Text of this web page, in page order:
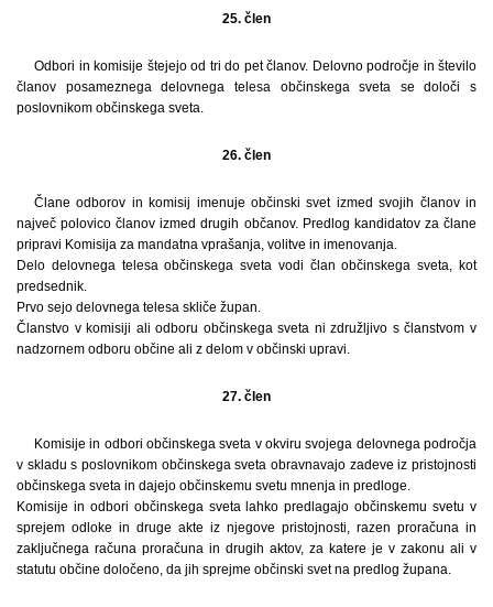
25. člen
Odbori in komisije štejejo od tri do pet članov. Delovno področje in število
članov posameznega delovnega telesa občinskega sveta se določi s
poslovnikom občinskega sveta.
26. člen
Člane odborov in komisij imenuje občinski svet izmed svojih članov in
največ polovico članov izmed drugih občanov. Predlog kandidatov za člane
pripravi Komisija za mandatna vprašanja, volitve in imenovanja.
Delo delovnega telesa občinskega sveta vodi član občinskega sveta, kot
predsednik.
Prvo sejo delovnega telesa skliče župan.
Članstvo v komisiji ali odboru občinskega sveta ni združljivo s članstvom v
nadzornem odboru občine ali z delom v občinski upravi.
27. člen
Komisije in odbori občinskega sveta v okviru svojega delovnega področja
v skladu s poslovnikom občinskega sveta obravnavajo zadeve iz pristojnosti
občinskega sveta in dajejo občinskemu svetu mnenja in predloge.
Komisije in odbori občinskega sveta lahko predlagajo občinskemu svetu v
sprejem odloke in druge akte iz njegove pristojnosti, razen proračuna in
zaključnega računa proračuna in drugih aktov, za katere je v zakonu ali v
statutu občine določeno, da jih sprejme občinski svet na predlog župana.